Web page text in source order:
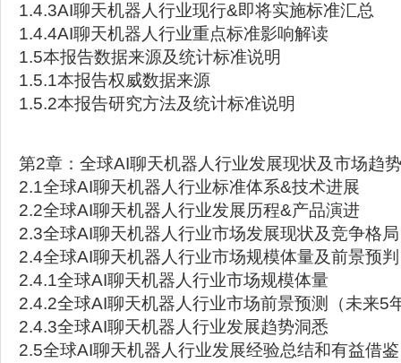
1.4.3AI聊天机器人行业现行&即将实施标准汇总
1.4.4AI聊天机器人行业重点标准影响解读
1.5本报告数据来源及统计标准说明
1.5.1本报告权威数据来源
1.5.2本报告研究方法及统计标准说明
第2章：全球AI聊天机器人行业发展现状及市场趋
2.1全球AI聊天机器人行业标准体系&技术进展
2.2全球AI聊天机器人行业发展历程&产品演进
2.3全球AI聊天机器人行业市场发展现状及竞争格局
2.4全球AI聊天机器人行业市场规模体量及前景预判
2.4.1全球AI聊天机器人行业市场规模体量
2.4.2全球AI聊天机器人行业市场前景预测（未来5
2.4.3全球AI聊天机器人行业发展趋势洞悉
2.5全球AI聊天机器人行业发展经验总结和有益借鉴